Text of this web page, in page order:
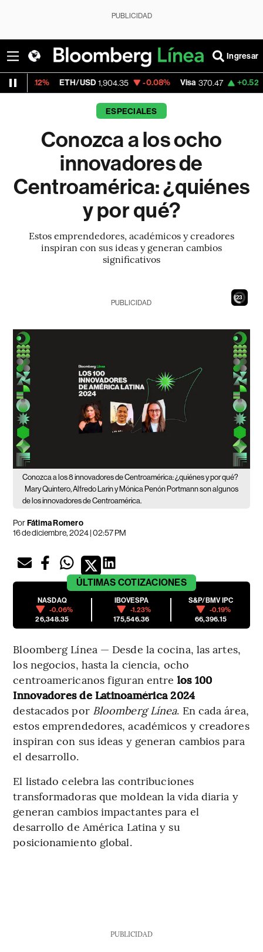
PUBLICIDAD
Ingresar
ETH/USD 1,904.35 -0.08% Visa 370.47 +0.52%
ESPECIALES
Conozca a los ocho
innovadores de
Centroamérica: ¿quiénes
y por qué?
Estos emprendedores, académicos y creadores
inspiran con sus ideas y generan cambios
significativos
21
PUBLICIDAD
Conozca a los 8 innovadores de Centroamérica: ¿quiénes y por qué?
Mary Quintero, Alfredo Larin y Mónica Penón Portmann son algunos
de los innovadores de Centroamérica.
PorFátima Romero
16 de diciembre, 2024 | 02:57 PM
ÚLTIMAS COTIZACIONES
NASDAQ
-0.06%
26,348.35
IBOVESPA
-1.23%
175,546.36
S&P/BMV IPC
-0.19%
66,396.15
Bloomberg Línea — Desde la cocina, las artes,
los negocios, hasta la ciencia, ocho
centroamericanos figuran entre los 100
Innovadores de Latinoamérica 2024
destacados por Bloomberg Línea. En cada área,
estos emprendedores, académicos y creadores
inspiran con sus ideas y generan cambios para
el desarrollo.
El listado celebra las contribuciones
transformadoras que moldean la vida diaria y
generan cambios impactantes para el
desarrollo de América Latina y su
posicionamiento global.
PUBLICIDAD